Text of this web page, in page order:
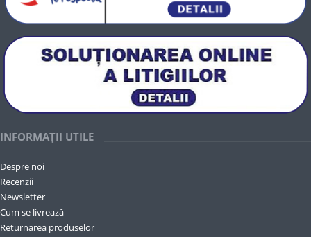
INFORMAȚII UTILE
Despre noi
Recenzii
Newsletter
Cum se livrează
Returnarea produselor